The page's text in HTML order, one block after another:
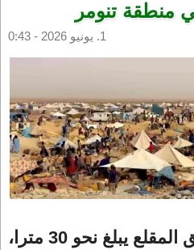
منطقة تنومر
1. يونيو 2026 - 0:43
وأشارت المصادر ذاتها إلى أن عمق المقلع يبلغ نحو 30 مترا،